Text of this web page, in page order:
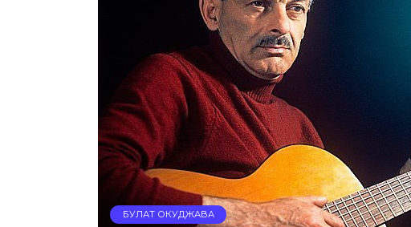
БУЛАТ ОКУДЖАВА